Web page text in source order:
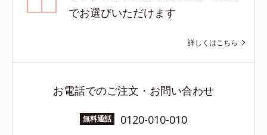
でお選びいただけます
詳しくはこちら
お電話でのご注文・お問い合わせ
無料通話 0120-010-010